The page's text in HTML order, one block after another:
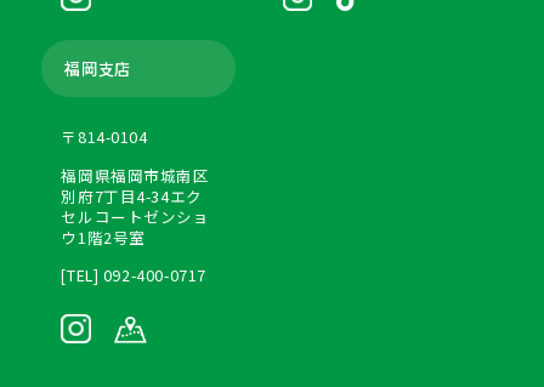
福岡支店
〒814-0104
福岡県福岡市城南区
別府7丁目4-34エク
セルコートゼンショ
ウ1階2号室
[TEL] 092-400-0717